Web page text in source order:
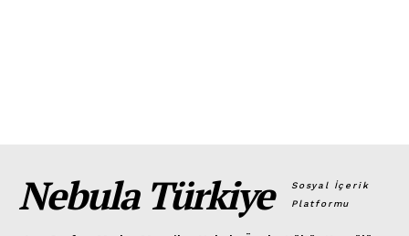
Nebula Türkiye
Sosyal İçerik
Platformu